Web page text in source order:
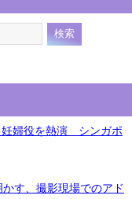
妊婦役を熱演 シンガポ
す、撮影現場でのアド